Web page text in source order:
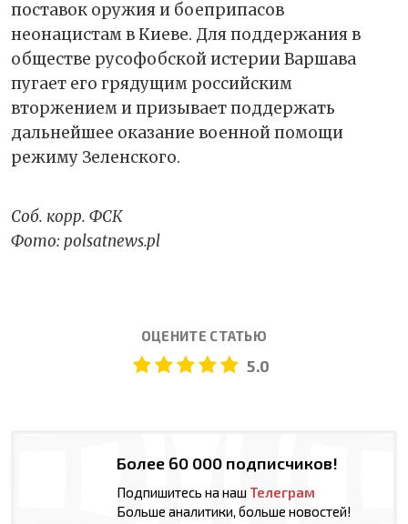
поставок оружия и боеприпасов
неонацистам в Киеве. Для поддержания в
обществе русофобской истерии Варшава
пугает его грядущим российским
вторжением и призывает поддержать
дальнейшее оказание военной помощи
режиму Зеленского.
Соб. корр. ФСК
Фото: polsatnews.pl
ОЦЕНИТЕ СТАТЬЮ
5.0
Более 60 000 подписчиков!
Подпишитесь на наш Телеграм
Больше аналитики, больше новостей!